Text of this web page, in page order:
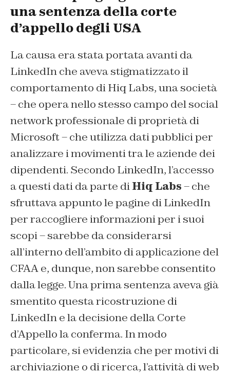
una sentenza della corte
d’appello degli USA
La causa era stata portata avanti da
LinkedIn che aveva stigmatizzato il
comportamento di Hiq Labs, una società
– che opera nello stesso campo del social
network professionale di proprietà di
Microsoft – che utilizza dati pubblici per
analizzare i movimenti tra le aziende dei
dipendenti. Secondo LinkedIn, l’accesso
a questi dati da parte diHiq Labs– che
sfruttava appunto le pagine di LinkedIn
per raccogliere informazioni per i suoi
scopi – sarebbe da considerarsi
all’interno dell’ambito di applicazione del
CFAA e, dunque, non sarebbe consentito
dalla legge. Una prima sentenza aveva già
smentito questa ricostruzione di
LinkedIn e la decisione della Corte
d’Appello la conferma. In modo
particolare, si evidenzia che per motivi di
archiviazione o di ricerca, l’attività di web